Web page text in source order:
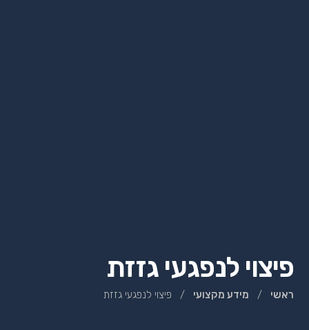
פיצוי לנפגעי גזזת
ראשי / מידע מקצועי / פיצוי לנפגעי גזזת